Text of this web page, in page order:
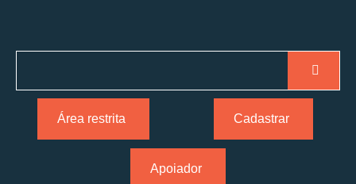
Área restrita Cadastrar
Apoiador